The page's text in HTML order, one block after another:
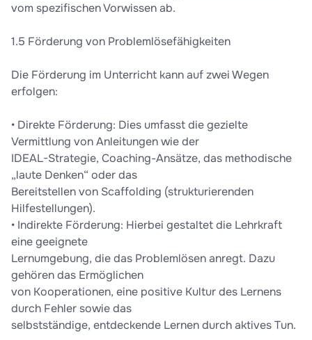
vom spezifischen Vorwissen ab.
1.5 Förderung von Problemlösefähigkeiten
Die Förderung im Unterricht kann auf zwei Wegen
erfolgen:
• Direkte Förderung: Dies umfasst die gezielte
Vermittlung von Anleitungen wie der
IDEAL-Strategie, Coaching-Ansätze, das methodische
„laute Denken“ oder das
Bereitstellen von Scaffolding (strukturierenden
Hilfestellungen).
• Indirekte Förderung: Hierbei gestaltet die Lehrkraft
eine geeignete
Lernumgebung, die das Problemlösen anregt. Dazu
gehören das Ermöglichen
von Kooperationen, eine positive Kultur des Lernens
durch Fehler sowie das
selbstständige, entdeckende Lernen durch aktives Tun.